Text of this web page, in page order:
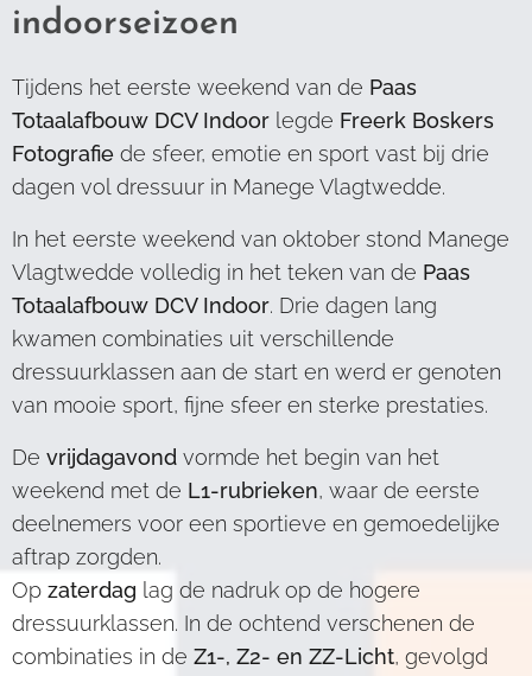
indoorseizoen
Tijdens het eerste weekend van de Paas
Totaalafbouw DCV Indoor legde Freerk Boskers
Fotografie de sfeer, emotie en sport vast bij drie
dagen vol dressuur in Manege Vlagtwedde.
In het eerste weekend van oktober stond Manege
Vlagtwedde volledig in het teken van de Paas
Totaalafbouw DCV Indoor. Drie dagen lang
kwamen combinaties uit verschillende
dressuurklassen aan de start en werd er genoten
van mooie sport, fijne sfeer en sterke prestaties.
De vrijdagavond vormde het begin van het
weekend met de L1-rubrieken, waar de eerste
deelnemers voor een sportieve en gemoedelijke
aftrap zorgden.
Op zaterdag lag de nadruk op de hogere
dressuurklassen. In de ochtend verschenen de
combinaties in de Z1-, Z2- en ZZ-Licht, gevolgd